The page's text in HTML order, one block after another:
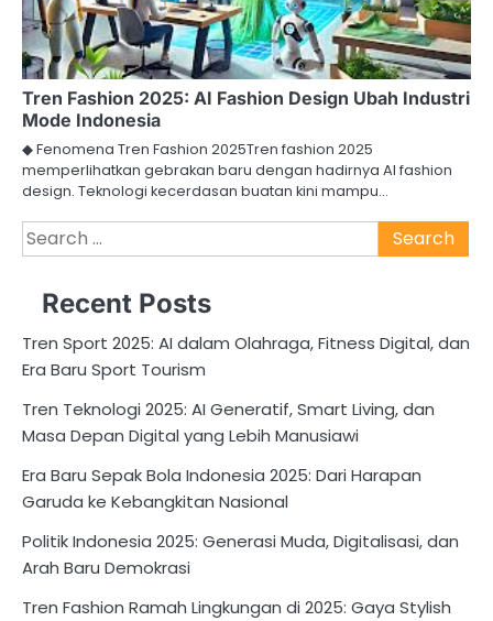
Tren Fashion 2025: AI Fashion Design Ubah Industri
Mode Indonesia
◆ Fenomena Tren Fashion 2025Tren fashion 2025
memperlihatkan gebrakan baru dengan hadirnya AI fashion
design. Teknologi kecerdasan buatan kini mampu…
Search
for:
Recent Posts
Tren Sport 2025: AI dalam Olahraga, Fitness Digital, dan
Era Baru Sport Tourism
Tren Teknologi 2025: AI Generatif, Smart Living, dan
Masa Depan Digital yang Lebih Manusiawi
Era Baru Sepak Bola Indonesia 2025: Dari Harapan
Garuda ke Kebangkitan Nasional
Politik Indonesia 2025: Generasi Muda, Digitalisasi, dan
Arah Baru Demokrasi
Tren Fashion Ramah Lingkungan di 2025: Gaya Stylish